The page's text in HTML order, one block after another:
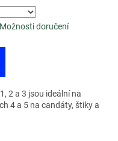
Možnosti doručení
2 a 3 jsou ideální na
4 a 5 na candáty, štiky a